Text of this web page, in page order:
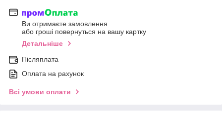
Ви отримаєте замовлення
або гроші повернуться на вашу картку
Детальніше
Післяплата
Оплата на рахунок
Всі умови оплати